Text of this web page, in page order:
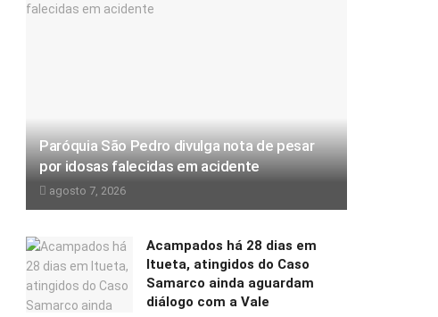
Paróquia São Pedro divulga nota de pesar
por idosas falecidas em acidente
agosto 7, 2026
Acampados há 28 dias em
Itueta, atingidos do Caso
Samarco ainda aguardam
diálogo com a Vale